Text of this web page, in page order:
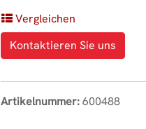
Vergleichen
Kontaktieren Sie uns
Artikelnummer:600488